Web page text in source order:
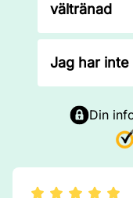
vältränad
Jag har
Din